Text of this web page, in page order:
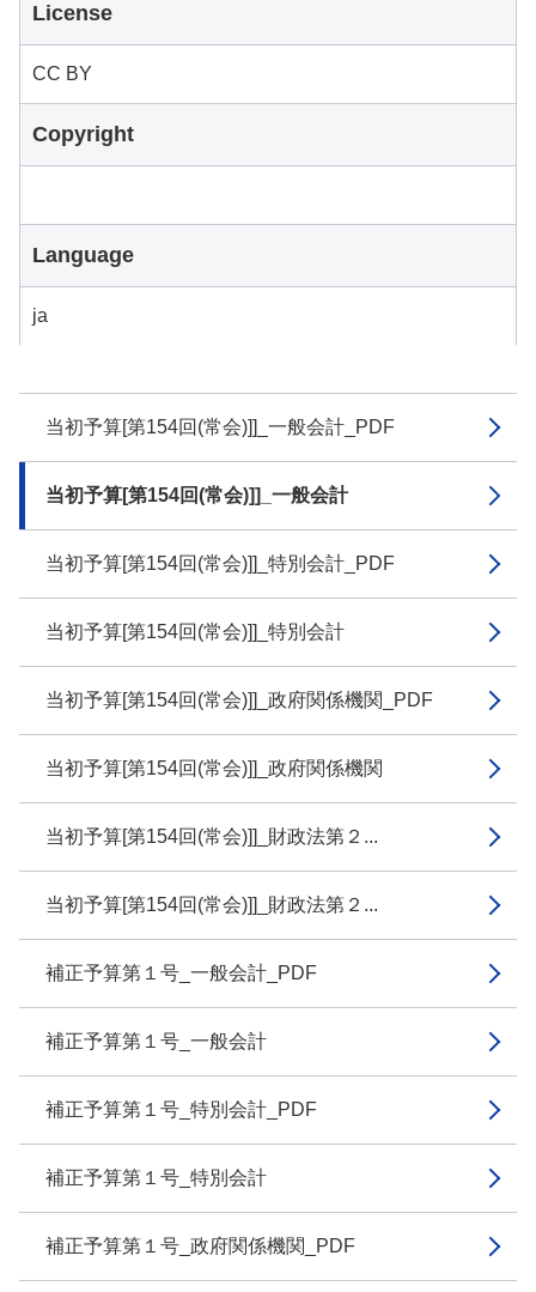
当初予算[第154回(常会)]]_一般会計_PDF
当初予算[第154回(常会)]]_一般会計
当初予算[第154回(常会)]]_特別会計_PDF
当初予算[第154回(常会)]]_特別会計
当初予算[第154回(常会)]]_政府関係機関_PDF
当初予算[第154回(常会)]]_政府関係機関
当初予算[第154回(常会)]]_財政法第２...
当初予算[第154回(常会)]]_財政法第２...
補正予算第１号_一般会計_PDF
補正予算第１号_一般会計
補正予算第１号_特別会計_PDF
補正予算第１号_特別会計
補正予算第１号_政府関係機関_PDF
License
CC BY
Copyright
Language
ja